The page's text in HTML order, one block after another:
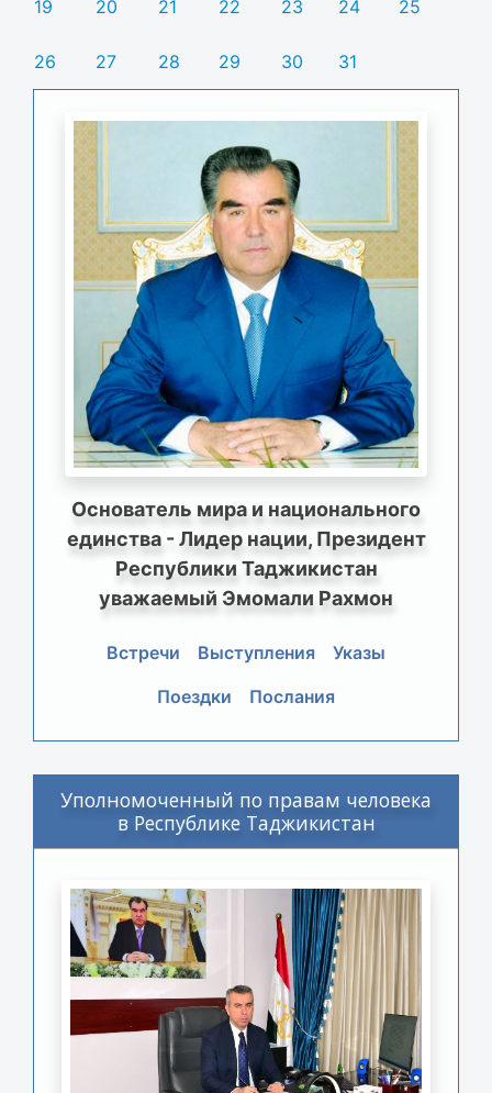
19 20 21 22 23 24 25
26 27 28 29 30 31
Основатель мира и национального
единства - Лидер нации, Президент
Республики Таджикистан
уважаемый Эмомали Рахмон
Встречи Выступления
Указы
Поездки
Послания
Уполномоченный по правам человека
в Республике Таджикистан